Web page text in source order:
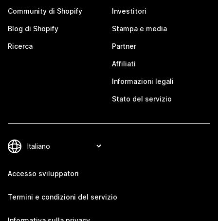
Community di Shopify
Blog di Shopify
Ricerca
Investitori
Stampa e media
Partner
Affiliati
Informazioni legali
Stato del servizio
Accesso sviluppatori
Termini e condizioni del servizio